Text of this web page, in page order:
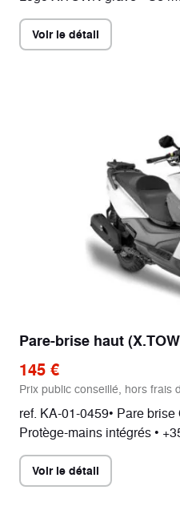
Voir le détail
Pare-brise haut
145 €
Prix public conseillé, hors frais
ref. KA-01-0459• Pare brise
Protège-mains intégrés •
Voir le détail